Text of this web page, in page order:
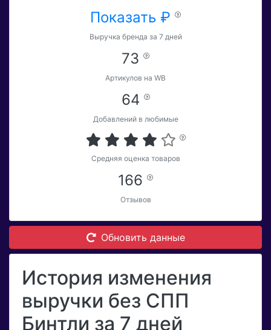
Показать ₽
Выручка бренда за 7 дней
73
Артикулов на WB
64
Добавлений в любимые
Средняя оценка товаров
166
Отзывов
Обновить данные
История изменения
выручки без СПП
Бинтли за 7 дней